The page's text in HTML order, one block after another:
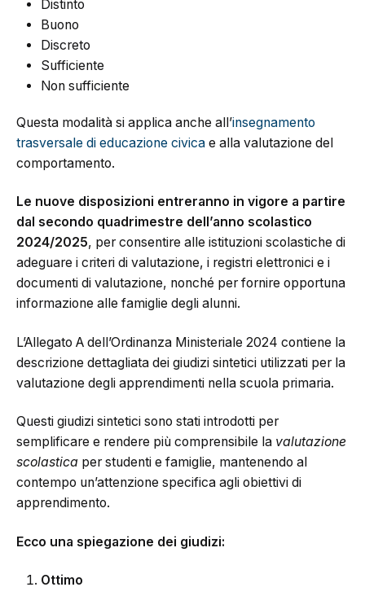
Distinto
Buono
Discreto
Sufficiente
Non sufficiente
Questa modalità si applica anche all’insegnamento
trasversale di educazione civica e alla valutazione del
comportamento.
Le nuove disposizioni entreranno in vigore a partire
dal secondo quadrimestre dell’anno scolastico
2024/2025, per consentire alle istituzioni scolastiche di
adeguare i criteri di valutazione, i registri elettronici e i
documenti di valutazione, nonché per fornire opportuna
informazione alle famiglie degli alunni.
L’Allegato A dell’Ordinanza Ministeriale 2024 contiene la
descrizione dettagliata dei giudizi sintetici utilizzati per la
valutazione degli apprendimenti nella scuola primaria.
Questi giudizi sintetici sono stati introdotti per
semplificare e rendere più comprensibile la valutazione
scolastica per studenti e famiglie, mantenendo al
contempo un’attenzione specifica agli obiettivi di
apprendimento.
Ecco una spiegazione dei giudizi:
Ottimo